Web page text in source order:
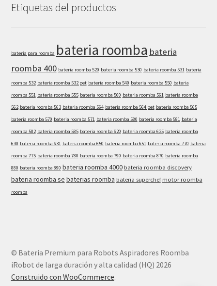
Etiquetas del productos
bateria para roomba bateria roomba bateria
roomba 400 bateria roomba 520 bateria roomba 530 bateria roomba 531 bateria
roomba 532 bateria roomba 532 pet bateria roomba 540 bateria roomba 550 bateria
roomba 551 bateria roomba 555 bateria roomba 560 bateria roomba 561 bateria roomba
562 bateria roomba 563 bateria roomba 564 bateria roomba 564 pet bateria roomba 565
bateria roomba 570 bateria roomba 571 bateria roomba 580 bateria roomba 581 bateria
roomba 582 bateria roomba 585 bateria roomba 620 bateria roomba 625 bateria roomba
630 bateria roomba 631 bateria roomba 650 bateria roomba 651 bateria roomba 770 bateria
roomba 775 bateria roomba 780 bateria roomba 790 bateria roomba 870 bateria roomba
880 bateria roomba 890 bateria roomba 4000 bateria roomba discovery
bateria roomba se baterias roomba bateria superchef motor roomba
roomba
© Bateria Premium para Robots Aspiradores Roomba
iRobot de larga duración y alta calidad (HQ) 2026
Construido con WooCommerce.